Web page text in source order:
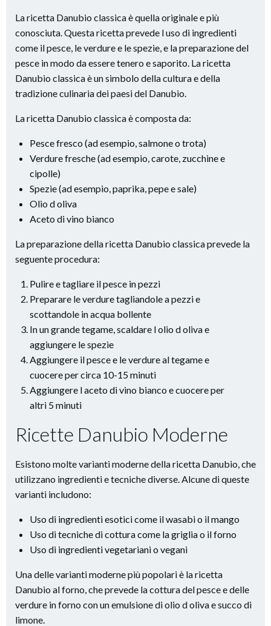
La ricetta Danubio classica è quella originale e più
conosciuta. Questa ricetta prevede l uso di ingredienti
come il pesce, le verdure e le spezie, e la preparazione del
pesce in modo da essere tenero e saporito. La ricetta
Danubio classica è un simbolo della cultura e della
tradizione culinaria dei paesi del Danubio.
La ricetta Danubio classica è composta da:
Pesce fresco (ad esempio, salmone o trota)
Verdure fresche (ad esempio, carote, zucchine e
cipolle)
Spezie (ad esempio, paprika, pepe e sale)
Olio d oliva
Aceto di vino bianco
La preparazione della ricetta Danubio classica prevede la
seguente procedura:
Pulire e tagliare il pesce in pezzi
Preparare le verdure tagliandole a pezzi e
scottandole in acqua bollente
In un grande tegame, scaldare l olio d oliva e
aggiungere le spezie
Aggiungere il pesce e le verdure al tegame e
cuocere per circa 10-15 minuti
Aggiungere l aceto di vino bianco e cuocere per
altri 5 minuti
Ricette Danubio Moderne
Esistono molte varianti moderne della ricetta Danubio, che
utilizzano ingredienti e tecniche diverse. Alcune di queste
varianti includono:
Uso di ingredienti esotici come il wasabi o il mango
Uso di tecniche di cottura come la griglia o il forno
Uso di ingredienti vegetariani o vegani
Una delle varianti moderne più popolari è la ricetta
Danubio al forno, che prevede la cottura del pesce e delle
verdure in forno con un emulsione di olio d oliva e succo di
limone.